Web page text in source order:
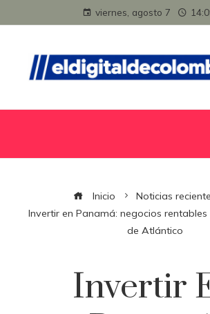
viernes, agosto 7
Inicio
Noticias
Invertir en Panamá: negocios
de Atlántico
Invertir